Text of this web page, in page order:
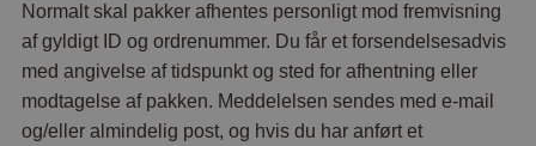
Normalt skal pakker afhentes personligt mod fremvisning
af gyldigt ID og ordrenummer. Du får et forsendelsesadvis
med angivelse af tidspunkt og sted for afhentning eller
modtagelse af pakken. Meddelelsen sendes med e-mail
og/eller almindelig post, og hvis du har anført et